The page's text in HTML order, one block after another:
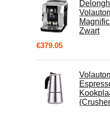
Zwart
€379.05